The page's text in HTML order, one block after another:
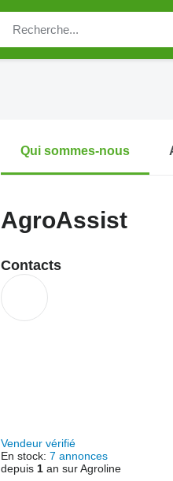
Qui sommes-nous
AgroAssist
Contacts
Vendeur vérifié
En stock: 7 annonces
depuis 1an sur Agroline